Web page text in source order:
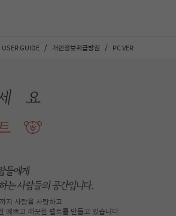
USER GUIDE / 개인정보취급방침 / PC VER
지 사람을 사랑하고
예쁘고 깨끗한 펠트를 만들고 있습니다.